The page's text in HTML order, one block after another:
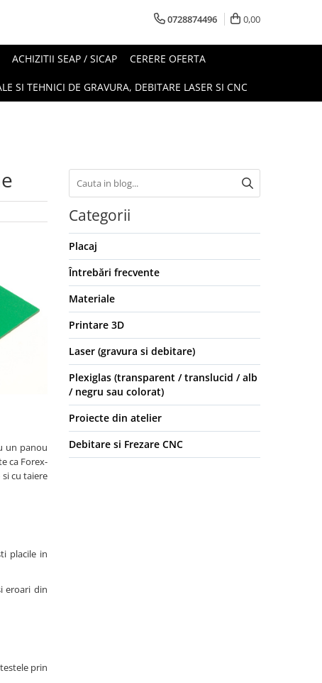
0728874496 0,00
ACHIZITII SEAP / SICAP CERERE OFERTA
SI TEHNICI DE GRAVURA, DEBITARE LASER SI CNC
un panou
ca Forex-
cu taiere
placile in
eroari din
prin
Categorii
Placaj
Întrebări frecvente
Materiale
Printare 3D
Laser (gravura si debitare)
Plexiglas (transparent / translucid / alb
/ negru sau colorat)
Proiecte din atelier
Debitare si Frezare CNC